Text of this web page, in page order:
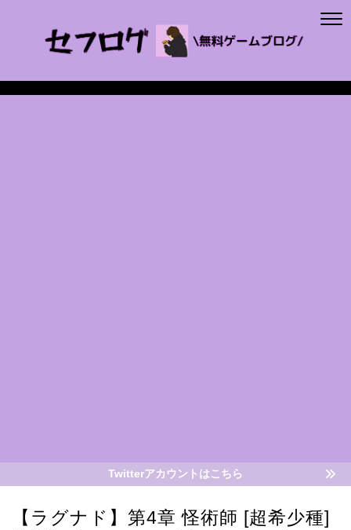
Twitterアカウントはこちら
【ラグナド】第4章 怪術師 [超希少種]